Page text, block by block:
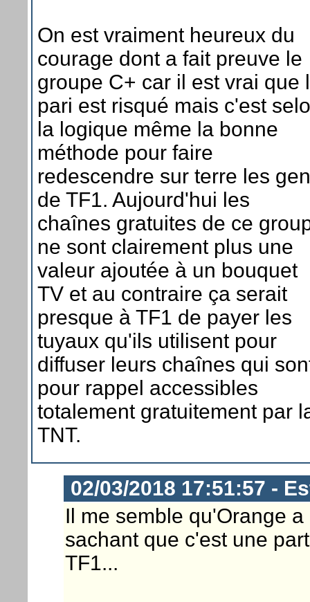
On est vraiment heureux du
courage dont a fait preuve le
groupe C+ car il est vrai que
pari est risqué mais c'est
la logique même la bonne
méthode pour faire
redescendre sur terre les
de TF1. Aujourd'hui les
chaînes gratuites de ce
ne sont clairement plus une
valeur ajoutée à un bouquet
TV et au contraire ça serait
presque à TF1 de payer les
tuyaux qu'ils utilisent pour
diffuser leurs chaînes qui
pour rappel accessibles
totalement gratuitement par
TNT.
02/03/2018 17:51:57 -
Il me semble qu'Orange
sachant que c'est une
TF1...